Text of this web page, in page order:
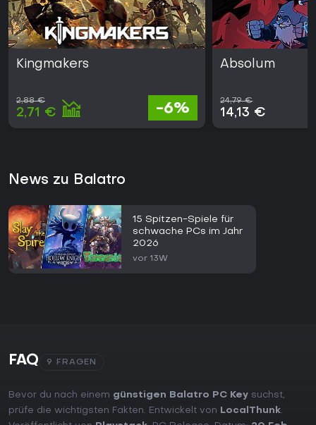
Kingmakers
2,88 €
2,71 € -6%
Absolum
24,79 €
14,13 €
News zu Balatro
15 Spitzen-Spiele für
schwache PCs im Jahr
2026
vor 13W
FAQ 9 FRAGEN
Bevor du nach einem günstigen Balatro PC Key suchst,
prüfe die wichtigsten Fakten. Entwickelt von
LocalThunk.